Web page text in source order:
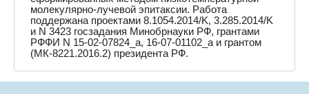
молекулярно-лучевой эпитаксии. Работа
поддержана проектами 8.1054.2014/K, 3.285.2014/K
и N 3423 госзадания Минобрнауки РФ, грантами
РФФИ N 15-02-07824_а, 16-07-01102_а и грантом
(МК-8221.2016.2) президента РФ.